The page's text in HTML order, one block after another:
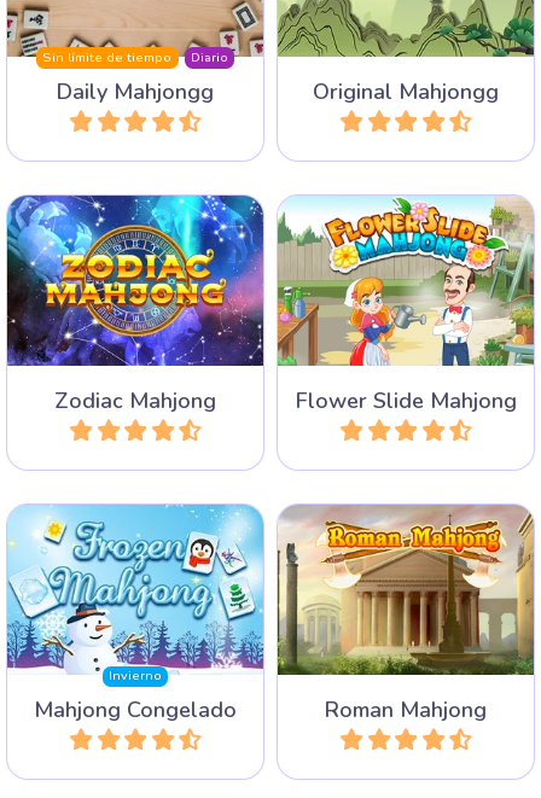
Zodiac Mahjong
300 niveles de mahjong con
las 12 constelaciones del
zodiaco.
Jugar Flower Slide Mahjong
Jugar
Invierno
Mahjong Congelado
El invierno ha congelado
pares para descongelar
todo el tablero.
Jugar Roman Mahjong
Descubre la Roma antigua
con su Coliseo, el Foro
Maximus.
Jugar
Descubre los animales en el
bosque en este juego de
de invierno en este juego